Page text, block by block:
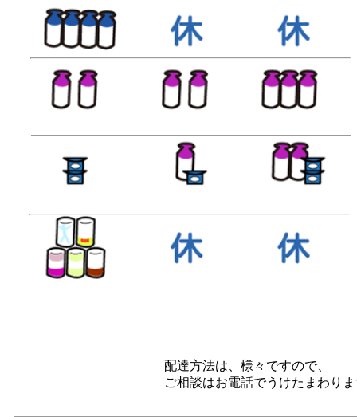
配達方法は、様々ですので、
ご相談はお電話でうけたまわり